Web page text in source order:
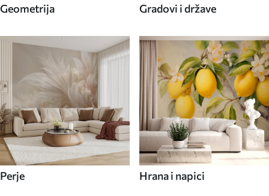
Geometrija Gradovi i države
Perje Hrana i napici